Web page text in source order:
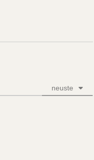
neuste